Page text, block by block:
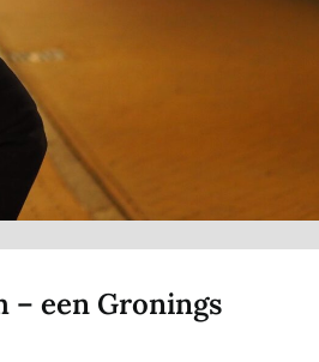
– een Gronings